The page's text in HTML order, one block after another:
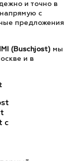
и точно в
с
предложения
IMI (Buschjost) мы
и в
с